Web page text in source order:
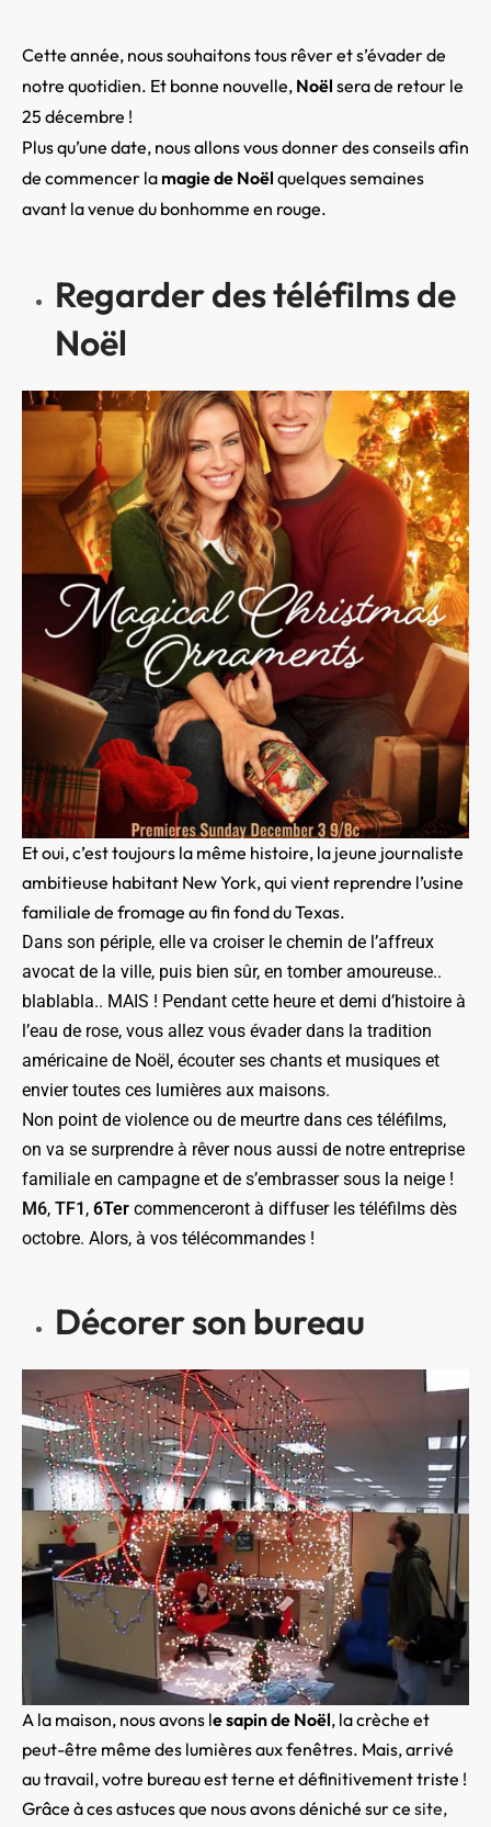
Cette année, nous souhaitons tous rêver et s’évader de
notre quotidien. Et bonne nouvelle, Noël sera de retour le
25 décembre !
Plus qu’une date, nous allons vous donner des conseils afin
de commencer la magie de Noël quelques semaines
avant la venue du bonhomme en rouge.
Regarder des téléfilms de
Noël
Et oui, c’est toujours la même histoire, la jeune journaliste
ambitieuse habitant New York, qui vient reprendre l’usine
familiale de fromage au fin fond du Texas.
Dans son périple, elle va croiser le chemin de l’affreux
avocat de la ville, puis bien sûr, en tomber amoureuse..
blablabla.. MAIS ! Pendant cette heure et demi d’histoire à
l’eau de rose, vous allez vous évader dans la tradition
américaine de Noël, écouter ses chants et musiques et
envier toutes ces lumières aux maisons.
Non point de violence ou de meurtre dans ces téléfilms,
on va se surprendre à rêver nous aussi de notre entreprise
familiale en campagne et de s’embrasser sous la neige !
M6, TF1, 6Ter commenceront à diffuser les téléfilms dès
octobre. Alors, à vos télécommandes !
Décorer son bureau
A la maison, nous avons le sapin de Noël, la crèche et
peut-être même des lumières aux fenêtres. Mais, arrivé
au travail, votre bureau est terne et définitivement triste !
Grâce à ces astuces que nous avons déniché sur ce site,